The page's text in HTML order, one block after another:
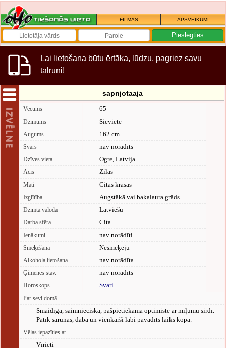
FILMAS APSVEIKUMI
Lai lietošana būtu ērtāka, lūdzu, pagriez savu
tālruni!
sapnjotaaja
Vecums 65
Dzimums Sieviete
Augums 162 cm
Svars nav norādīts
Dzīves vieta Ogre, Latvija
Acis Zilas
Mati Citas krāsas
Izglītība Augstākā vai bakalaura grāds
Dzimtā valoda Latviešu
Darba sfēra Cita
Ienākumi nav norādīti
Smēķēšana Nesmēķēju
Alkohola lietošana nav norādīta
Ģimenes stāv. nav norādīts
Horoskops Svari
Par sevi domā
Smaidīga, saimnieciska, pašpietiekama optimiste ar mīļumu sirdī.
Patīk sarunas, daba un vienkārši labi pavadīts laiks kopā.
Vēlas iepazīties ar
Vīrieti